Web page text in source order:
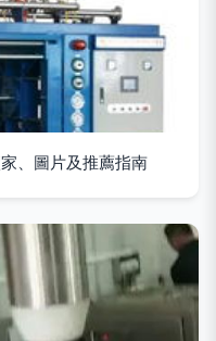
、圖片及推薦指南